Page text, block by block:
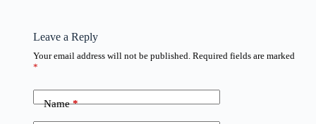
Leave a Reply
Your email address will not be published. Required fields are marked
*
Name*